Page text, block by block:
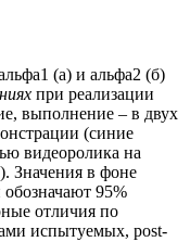
(a) и альфа2 (б)
при реализации
выполнение – в двух
(синие
видеоролика на
Значения в фоне
95%
отличия по
испытуемых, post-